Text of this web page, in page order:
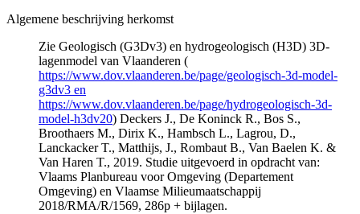
Algemene beschrijving herkomst
Zie Geologisch (G3Dv3) en hydrogeologisch (H3D) 3D-
lagenmodel van Vlaanderen (
https://www.dov.vlaanderen.be/page/geologisch-3d-model-
g3dv3 en
https://www.dov.vlaanderen.be/page/hydrogeologisch-3d-
model-h3dv20) Deckers J., De Koninck R., Bos S.,
Broothaers M., Dirix K., Hambsch L., Lagrou, D.,
Lanckacker T., Matthijs, J., Rombaut B., Van Baelen K. &
Van Haren T., 2019. Studie uitgevoerd in opdracht van:
Vlaams Planbureau voor Omgeving (Departement
Omgeving) en Vlaamse Milieumaatschappij
2018/RMA/R/1569, 286p + bijlagen.